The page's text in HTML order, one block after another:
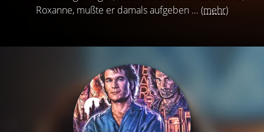
Roxanne, mußte er damals aufgeben ... (mehr)